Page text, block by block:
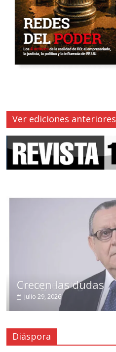
Ver ediciones anteriores
Crecen las dudas
julio 29, 2026
Diáspora